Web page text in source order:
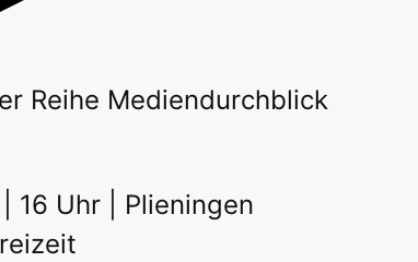
Reihe Mediendurchblick
16 Uhr | Plieningen